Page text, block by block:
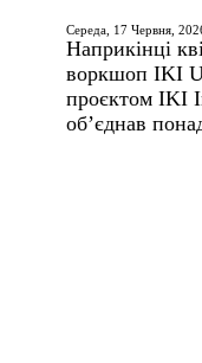
Середа, 17 Червня,
Наприкінці
воркшоп IKI
проєктом IKI
об’єднав